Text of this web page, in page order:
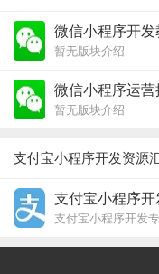
微信小程序开发
暂无版块介绍
微信小程序运营
暂无版块介绍
支付宝小程序开发资源
支付宝小程序开
支付宝小程序开发